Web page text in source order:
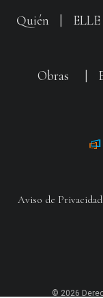
Quién ELLE
Obras
Aviso de Privacidad
© 2026